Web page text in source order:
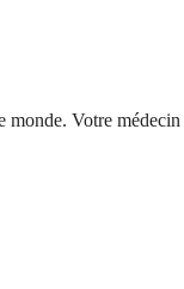
Votre médecin